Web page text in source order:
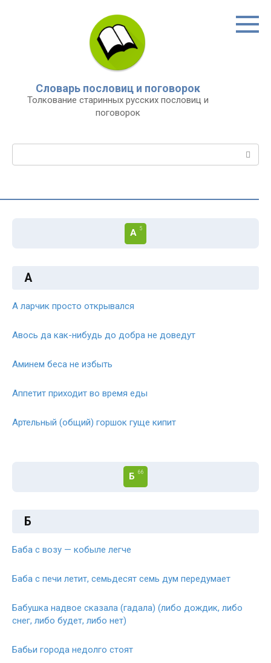
Словарь пословиц и поговорок
Толкование старинных русских пословиц и
поговорок
А 5
А
А ларчик просто открывался
Авось да как-нибудь до добра не доведут
Аминем беса не избыть
Аппетит приходит во время еды
Артельный (общий) горшок гуще кипит
Б 66
Б
Баба с возу — кобыле легче
Баба с печи летит, семьдесят семь дум передумает
Бабушка надвое сказала (гадала) (либо дождик, либо
снег, либо будет, либо нет)
Бабьи города недолго стоят